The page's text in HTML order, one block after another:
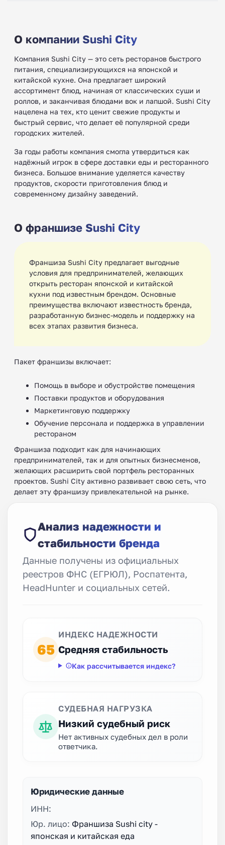
О компании Sushi City
Компания Sushi City — это сеть ресторанов быстрого
питания, специализирующихся на японской и
китайской кухне. Она предлагает широкий
ассортимент блюд, начиная от классических суши и
роллов, и заканчивая блюдами вок и лапшой. Sushi City
нацелена на тех, кто ценит свежие продукты и
быстрый сервис, что делает её популярной среди
городских жителей.
За годы работы компания смогла утвердиться как
надёжный игрок в сфере доставки еды и ресторанного
бизнеса. Большое внимание уделяется качеству
продуктов, скорости приготовления блюд и
современному дизайну заведений.
О франшизе Sushi City
Франшиза Sushi City предлагает выгодные
условия для предпринимателей, желающих
открыть ресторан японской и китайской
кухни под известным брендом. Основные
преимущества включают известность бренда,
разработанную бизнес-модель и поддержку на
всех этапах развития бизнеса.
Пакет франшизы включает:
Помощь в выборе и обустройстве помещения
Поставки продуктов и оборудования
Маркетинговую поддержку
Обучение персонала и поддержка в управлении
рестораном
Франшиза подходит как для начинающих
предпринимателей, так и для опытных бизнесменов,
желающих расширить свой портфель ресторанных
проектов. Sushi City активно развивает свою сеть, что
делает эту франшизу привлекательной на рынке.
Анализ надежности и
стабильности бренда
Данные получены из официальных
реестров ФНС (ЕГРЮЛ), Роспатента,
HeadHunter и социальных сетей.
65
ИНДЕКС НАДЕЖНОСТИ
Средняя стабильность
Как рассчитывается индекс?
СУДЕБНАЯ НАГРУЗКА
Низкий судебный риск
Нет активных судебных дел в роли
ответчика.
Юридические данные
ИНН:
Юр. лицо: Франшиза Sushi city -
японская и китайская еда